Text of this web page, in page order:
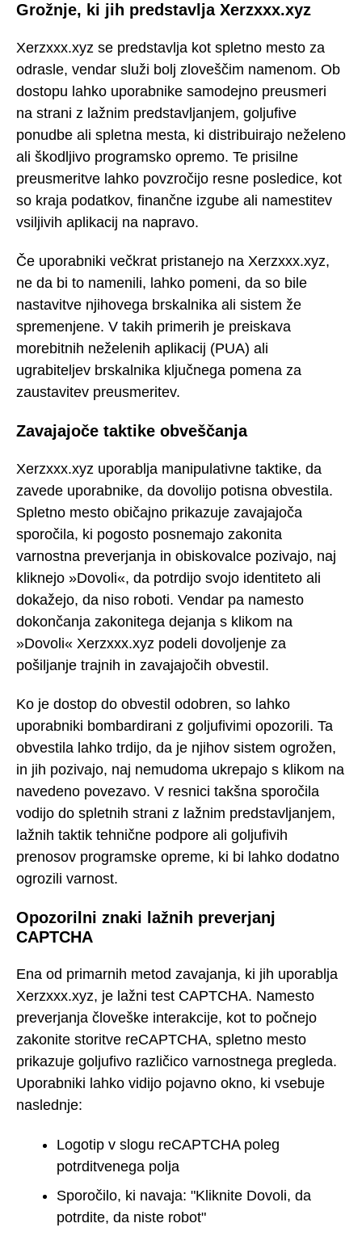
Grožnje, ki jih predstavlja Xerzxxx.xyz
Xerzxxx.xyz se predstavlja kot spletno mesto za
odrasle, vendar služi bolj zloveščim namenom. Ob
dostopu lahko uporabnike samodejno preusmeri
na strani z lažnim predstavljanjem, goljufive
ponudbe ali spletna mesta, ki distribuirajo neželeno
ali škodljivo programsko opremo. Te prisilne
preusmeritve lahko povzročijo resne posledice, kot
so kraja podatkov, finančne izgube ali namestitev
vsiljivih aplikacij na napravo.
Če uporabniki večkrat pristanejo na Xerzxxx.xyz,
ne da bi to namenili, lahko pomeni, da so bile
nastavitve njihovega brskalnika ali sistem že
spremenjene. V takih primerih je preiskava
morebitnih neželenih aplikacij (PUA) ali
ugrabiteljev brskalnika ključnega pomena za
zaustavitev preusmeritev.
Zavajajoče taktike obveščanja
Xerzxxx.xyz uporablja manipulativne taktike, da
zavede uporabnike, da dovolijo potisna obvestila.
Spletno mesto običajno prikazuje zavajajoča
sporočila, ki pogosto posnemajo zakonita
varnostna preverjanja in obiskovalce pozivajo, naj
kliknejo »Dovoli«, da potrdijo svojo identiteto ali
dokažejo, da niso roboti. Vendar pa namesto
dokončanja zakonitega dejanja s klikom na
»Dovoli« Xerzxxx.xyz podeli dovoljenje za
pošiljanje trajnih in zavajajočih obvestil.
Ko je dostop do obvestil odobren, so lahko
uporabniki bombardirani z goljufivimi opozorili. Ta
obvestila lahko trdijo, da je njihov sistem ogrožen,
in jih pozivajo, naj nemudoma ukrepajo s klikom na
navedeno povezavo. V resnici takšna sporočila
vodijo do spletnih strani z lažnim predstavljanjem,
lažnih taktik tehnične podpore ali goljufivih
prenosov programske opreme, ki bi lahko dodatno
ogrozili varnost.
Opozorilni znaki lažnih preverjanj
CAPTCHA
Ena od primarnih metod zavajanja, ki jih uporablja
Xerzxxx.xyz, je lažni test CAPTCHA. Namesto
preverjanja človeške interakcije, kot to počnejo
zakonite storitve reCAPTCHA, spletno mesto
prikazuje goljufivo različico varnostnega pregleda.
Uporabniki lahko vidijo pojavno okno, ki vsebuje
naslednje:
Logotip v slogu reCAPTCHA poleg
potrditvenega polja
Sporočilo, ki navaja: "Kliknite Dovoli, da
potrdite, da niste robot"